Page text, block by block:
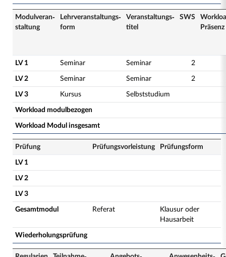
Modulveran­
staltung
Lehrveranstaltungs­
form
Veranstaltungs­
titel
SWS
Präsenz
LV 1 Seminar Seminar 2
LV 2 Seminar Seminar 2
LV 3 Kursus Selbststudium
Workload modulbezogen
Workload Modul insgesamt
Prüfung Prüfungsvorleistung Prüfungsform
LV 1
LV 2
LV 3
Gesamtmodul Referat
Klausur oder
Hausarbeit
Wiederholungsprüfung